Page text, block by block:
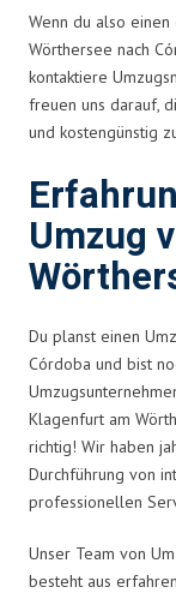
Wenn du also
Wörthersee nach
kontaktiere
freuen uns darauf,
und kostengünstig
Umzug
Du planst einen
Córdoba und bist
Klagenfurt am
richtig! Wir haben
Durchführung von
professionellen
Unser Team von
besteht aus